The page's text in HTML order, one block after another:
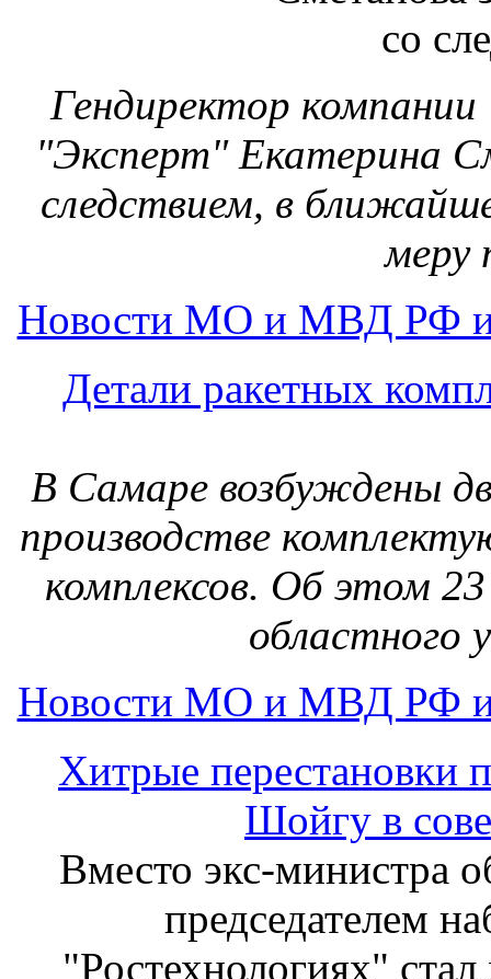
Гендиректор
"Эксперт" Екатерина
следствием, в
меру
Новости МО и МВД РФ
Детали ракетных
В Самаре возбуждены
производстве
комплексов. Об этом
областного
Новости МО и МВД РФ
Хитрые перестановки
Шойгу в
Вместо экс-министра
председателем
"Ростехнологиях"